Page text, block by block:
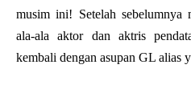
musim ini! Setelah sebelumnya
ala-ala aktor dan aktris
kembali dengan asupan GL alias